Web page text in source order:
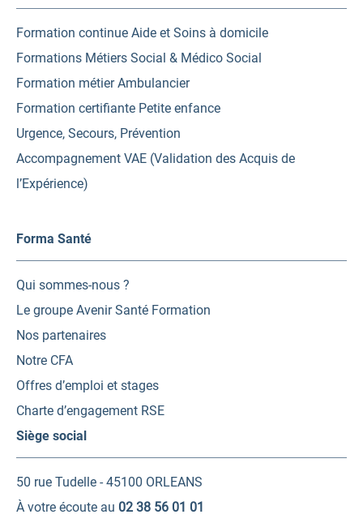
Formation continue Aide et Soins à domicile
Formations Métiers Social & Médico Social
Formation métier Ambulancier
Formation certifiante Petite enfance
Urgence, Secours, Prévention
Accompagnement VAE (Validation des Acquis de
l’Expérience)
Forma Santé
Qui sommes-nous ?
Le groupe Avenir Santé Formation
Nos partenaires
Notre CFA
Offres d’emploi et stages
Charte d’engagement RSE
Siège social
50 rue Tudelle - 45100 ORLEANS
À votre écoute au 02 38 56 01 01